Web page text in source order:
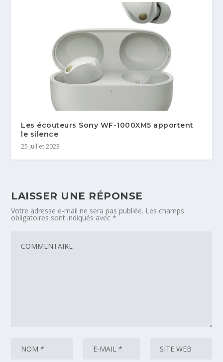
Les écouteurs Sony WF-1000XM5 apportent
le silence
25 juillet 2023
LAISSER UNE RÉPONSE
Votre adresse e-mail ne sera pas publiée. Les champs
obligatoires sont indiqués avec*